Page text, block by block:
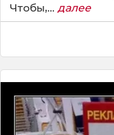
Чтобы,... далее